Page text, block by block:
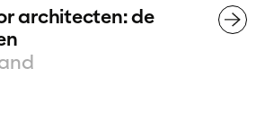
architecten: de